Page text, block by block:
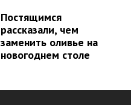
Постящимся
рассказали, чем
заменить оливье на
новогоднем столе